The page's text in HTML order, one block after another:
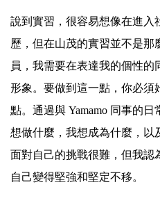
說到實習，很容易想像在進入
歷，但在山茂的實習並不是那
員，我需要在表達我的個性
形象。要做到這一點，你必須
點。通過與 Yamamo 同事的
想做什麼，我想成為什麼，以
面對自己的挑戰很難，但我認
自己變得堅強和堅定不移。